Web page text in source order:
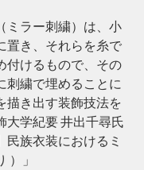
ミラー刺繍）は、小
置き、それらを糸で
付けるもので、その
刺繍で埋めることに
描き出す装飾技法を
大学紀要 井出千尋氏
民族衣装におけるミ
）」